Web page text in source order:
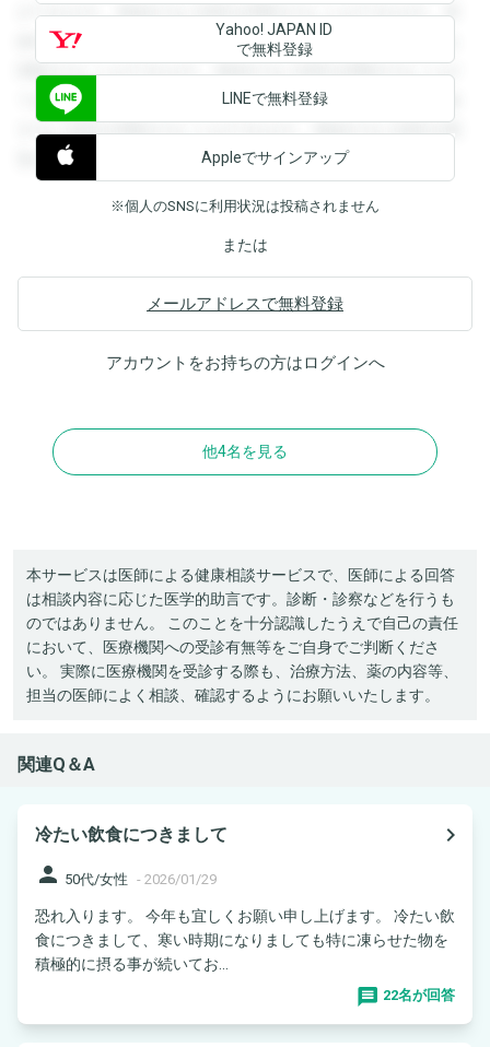
ができます。登録すると回答を閲覧することができます。登
録すると回答を閲覧することができます。登録すると回答を
閲覧することができます。登録すると回答を閲覧することが
できます。登録すると回答を閲覧することができます。登録
すると回答を閲覧することができます。登録すると回答を閲
覧することができます。
Yahoo! JAPAN ID
で無料登録
LINEで無料登録
Appleでサインアップ
※個人のSNSに利用状況は投稿されません
または
メールアドレスで無料登録
アカウントをお持ちの方はログインへ
他4名を見る
本サービスは医師による健康相談サービスで、医師による回答
は相談内容に応じた医学的助言です。診断・診察などを行うも
のではありません。 このことを十分認識したうえで自己の責任
において、医療機関への受診有無等をご自身でご判断くださ
い。 実際に医療機関を受診する際も、治療方法、薬の内容等、
担当の医師によく相談、確認するようにお願いいたします。
関連Q＆A
冷たい飲食につきまして
navigate_next
person 50代/女性 - 2026/01/29
恐れ入ります。 今年も宜しくお願い申し上げます。 冷たい飲
食につきまして、寒い時期になりましても特に凍らせた物を
積極的に摂る事が続いてお...
22名が回答